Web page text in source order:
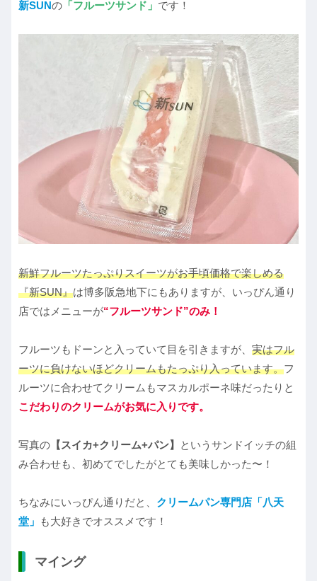
新SUNの 「フルーツサンド」 です！
新鮮フルーツたっぷりスイーツがお手頃価格で楽しめる
『新SUN』は博多阪急地下にもありますが、いっぴん通り
店ではメニューが“フルーツサンド”のみ！
フルーツもドーンと入っていて目を引きますが、 実はフル
ーツに負けないほどクリームもたっぷり入っています。フ
ルーツに合わせてクリームもマスカルポーネ味だったりと
こだわりのクリームがお気に入りです。
写真の 【スイカ+クリーム+パン】
というサンドイッチの組
み合わせも、初めてでしたがとても美味しかった〜！
ちなみにいっぴん通りだと、 クリームパン専門店「八天
堂」
も大好きでオススメです！
マイング